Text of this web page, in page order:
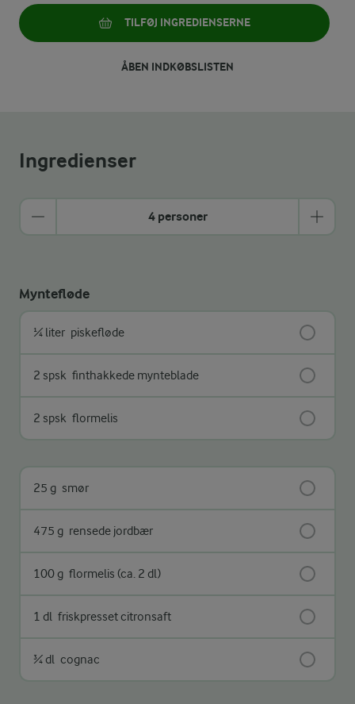
TILFØJ INGREDIENSERNE
ÅBEN INDKØBSLISTEN
Ingredienser
4 personer
Myntefløde
¼ liter piskefløde
2 spsk finthakkede mynteblade
2 spsk flormelis
25 g smør
475 g rensede jordbær
100 g flormelis (ca. 2 dl)
1 dl friskpresset citronsaft
¾ dl cognac